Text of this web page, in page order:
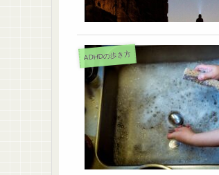
ADHDの歩き方